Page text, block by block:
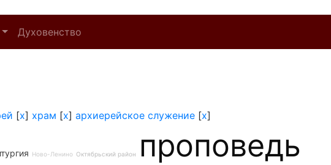
Духовенство
[x] храм [x] архиерейское служение [x]
Ново-Ленино Октябрьский район проповедь